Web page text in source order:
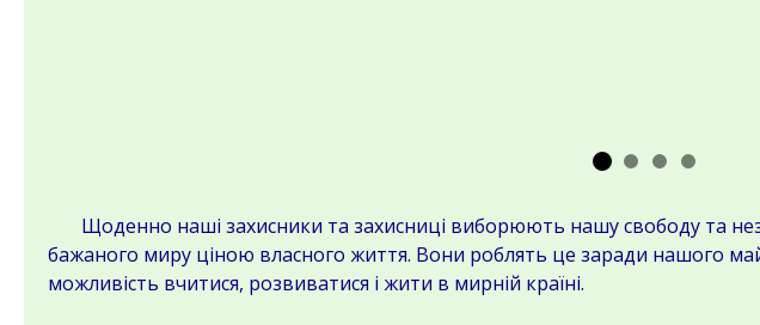
Щоденно наші захисники та захисниці виборюють нашу свободу та
бажаного миру ціною власного життя. Вони роблять це заради нашого
можливість вчитися, розвиватися і жити в мирній країні.